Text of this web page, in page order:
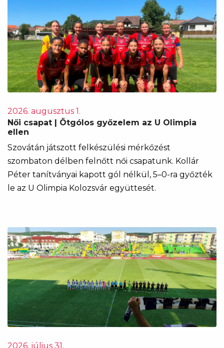
2026. augusztus 1.
Női csapat | Ötgólos győzelem az U Olimpia
ellen
Szovátán játszott felkészülési mérkőzést
szombaton délben felnőtt női csapatunk. Kollár
Péter tanítványai kapott gól nélkül, 5–0-ra győzték
le az U Olimpia Kolozsvár együttesét.
2026. július 31.